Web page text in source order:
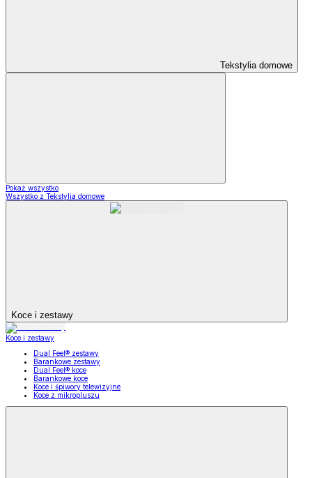
Tekstylia domowe
Pokaż wszystko
Wszystko z Tekstylia domowe
Koce i zestawy
Koce i zestawy
Dual Feel® zestawy
Barankowe zestawy
Dual Feel® koce
Barankowe koce
Koce i śpiwory telewizyjne
Koce z mikropluszu